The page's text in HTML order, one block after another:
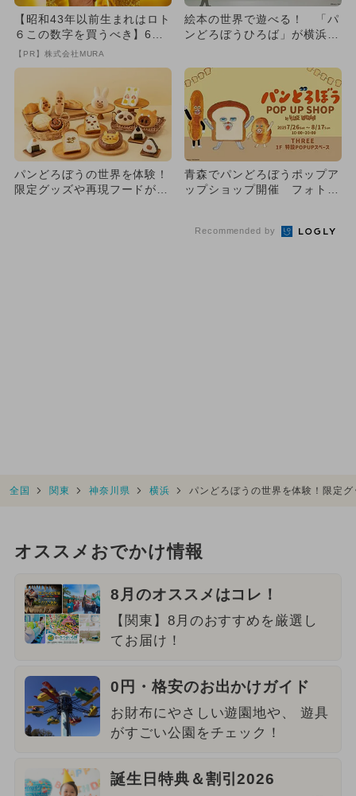
【昭和43年以前生まれはロト
６この数字を買うべき】6つ
の数字が「完全一致」する
【PR】株式会社MURA
絵本の世界で遊べる！ 「パ
ンどろぼうひろば」が横浜駅
パンどろぼうの世界を体験！
限定グッズや再現フードが登
青森でパンどろぼうポップア
ップショップ開催 フォトス
Recommended by
全国 関東 神奈川県 横浜 パンどろぼうの世界を体験！限定
オススメおでかけ情報
8月のオススメはコレ！
【関東】8月のおすすめを厳選し
てお届け！
0円・格安のお出かけガイド
お財布にやさしい遊園地や、 遊具
がすごい公園をチェック！
誕生日特典＆割引2026